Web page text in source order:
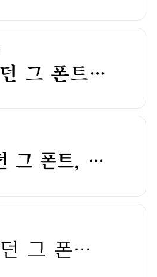
당신이 찾던 그 폰트, 헤매지 말고 바로 폰코!
당신이 찾던 그 폰트, 헤매지 말고 바로 폰코!
당신이 찾던 그 폰트, 헤매지 말고 바로 폰코!